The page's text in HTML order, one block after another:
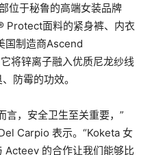
位于秘鲁的高端女装品牌
Protect面料的紧身裤、内衣
国制造商Ascend
将锌离子融入优质尼龙纱线
防霉的功效。
言，安全卫生至关重要，”
Carpio 表示。“Koketa 女
Acteev 的合作让我们能够比